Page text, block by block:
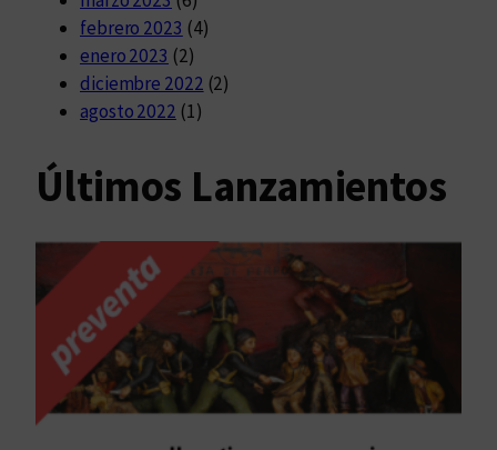
febrero 2023 (4)
enero 2023 (2)
diciembre 2022 (2)
agosto 2022 (1)
Últimos Lanzamientos